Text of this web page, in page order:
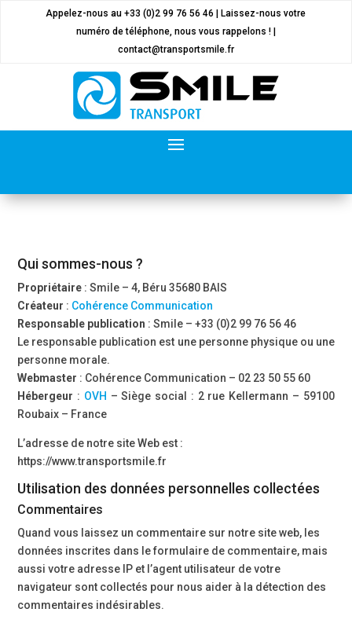
Appelez-nous au+33 (0)2 99 76 56 46
Laissez-nous votre
numéro de téléphone, nous vous rappelons !|
contact@transportsmile.fr
Qui sommes-nous ?
Propriétaire : Smile – 4, Béru 35680 BAIS
Créateur : Cohérence Communication
Responsable publication : Smile – +33 (0)2 99 76 56 46
Le responsable publication est une personne physique ou une
personne morale.
Webmaster : Cohérence Communication – 02 23 50 55 60
Hébergeur : OVH – Siège social : 2 rue Kellermann – 59100
Roubaix – France
L’adresse de notre site Web est :
https://www.transportsmile.fr
Utilisation des données personnelles collectées
Commentaires
Quand vous laissez un commentaire sur notre site web, les
données inscrites dans le formulaire de commentaire, mais
aussi votre adresse IP et l’agent utilisateur de votre
navigateur sont collectés pour nous aider à la détection des
commentaires indésirables.